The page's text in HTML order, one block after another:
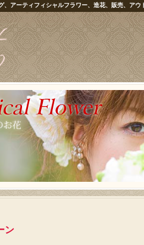
、アーティフィシャルフラワー、造花、販売、ア
ン